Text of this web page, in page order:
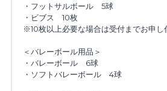
・フットサルボール　5球
・ビブス　10枚
※10枚以上必要な場合は受付までお申し
＜バレーボール用品＞
・バレーボール　6球
・ソフトバレーボール　4球